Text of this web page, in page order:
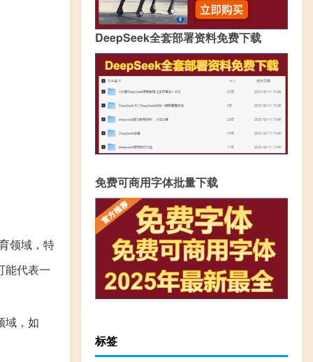
领域，特
能代表一
域，如
DeepSeek全套部署资料免费下载
免费可商用字体批量下载
标签